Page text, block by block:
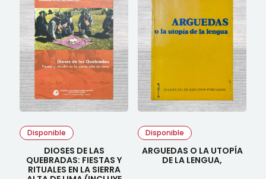
Disponible
DIOSES DE LAS
QUEBRADAS: FIESTAS Y
RITUALES EN LA SIERRA
Disponible
ARGUEDAS O LA UTOPÍA
DE LA LENGUA,